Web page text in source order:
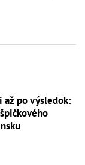
až po výsledok: